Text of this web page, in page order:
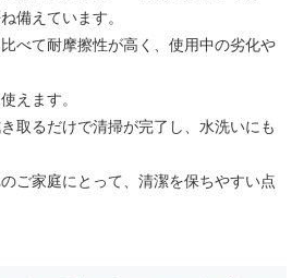
備えています。
べて耐摩擦性が高く、使用中の劣化や
えます。
取るだけで清掃が完了し、水洗いにも
ご家庭にとって、清潔を保ちやすい点